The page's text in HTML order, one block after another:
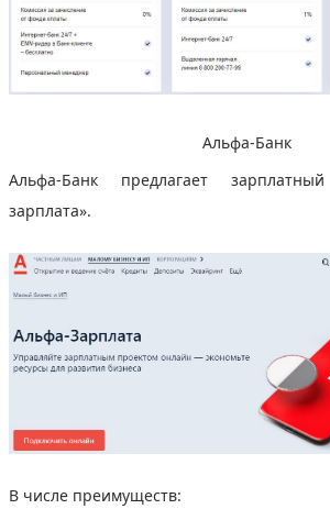
Альфа-Банк
Альфа-Банк предлагает
зарплата».
В числе преимуществ: